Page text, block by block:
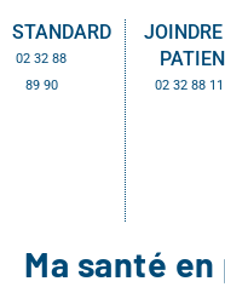
STANDARD
02 32 88
89 90
02 32 88 11
Ma santé